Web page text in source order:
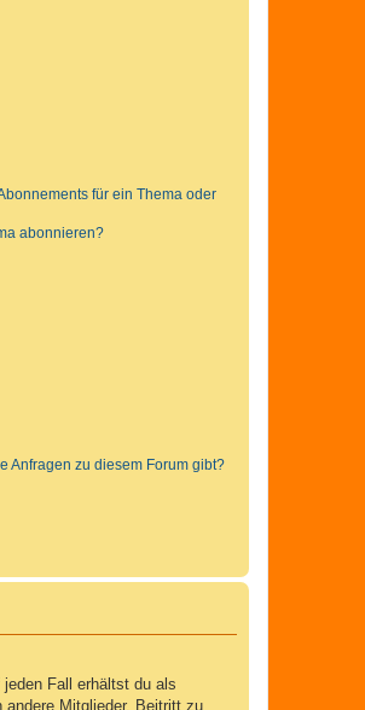
für ein Thema oder
abonnieren?
Anfragen zu diesem Forum gibt?
Fall erhältst du als
Mitglieder, Beitritt zu